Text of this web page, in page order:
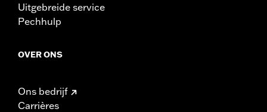
Uitgebreide service
Pechhulp
OVER ONS
Ons bedrijf
Carrières